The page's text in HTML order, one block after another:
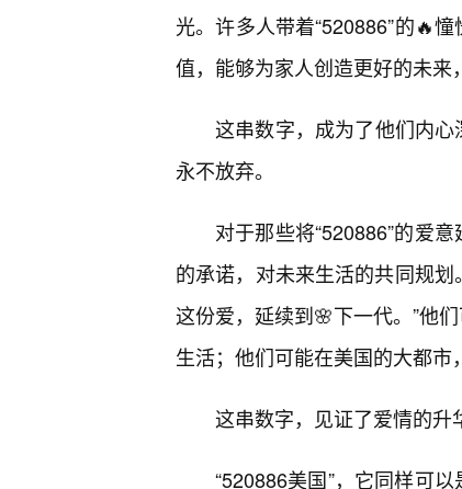
光。许多人带着“520886”的🔥
值，能够为家人创造更好的未来
这串数字，成为了他们内心
永不放弃。
对于那些将“520886”的爱
的承诺，对未来生活的共同规划
这份爱，延续到🌸下一代。”他
生活；他们可能在美国的大都市
这串数字，见证了爱情的升
“520886美国”，它同样可